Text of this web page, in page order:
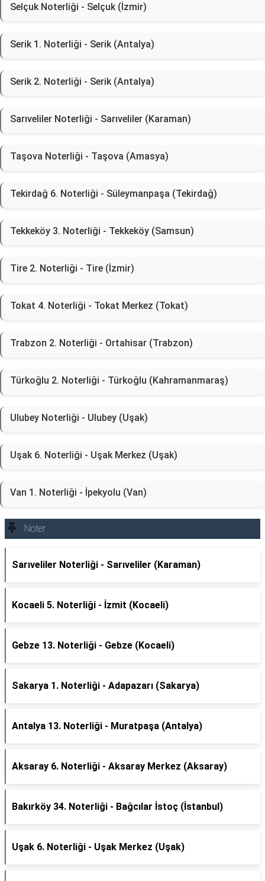
Selçuk Noterliği - Selçuk (İzmir)
Serik 1. Noterliği - Serik (Antalya)
Serik 2. Noterliği - Serik (Antalya)
Sarıveliler Noterliği - Sarıveliler (Karaman)
Taşova Noterliği - Taşova (Amasya)
Tekirdağ 6. Noterliği - Süleymanpaşa (Tekirdağ)
Tekkeköy 3. Noterliği - Tekkeköy (Samsun)
Tire 2. Noterliği - Tire (İzmir)
Tokat 4. Noterliği - Tokat Merkez (Tokat)
Trabzon 2. Noterliği - Ortahisar (Trabzon)
Türkoğlu 2. Noterliği - Türkoğlu (Kahramanmaraş)
Ulubey Noterliği - Ulubey (Uşak)
Uşak 6. Noterliği - Uşak Merkez (Uşak)
Van 1. Noterliği - İpekyolu (Van)
Noter
Sarıveliler Noterliği - Sarıveliler (Karaman)
Kocaeli 5. Noterliği - İzmit (Kocaeli)
Gebze 13. Noterliği - Gebze (Kocaeli)
Sakarya 1. Noterliği - Adapazarı (Sakarya)
Antalya 13. Noterliği - Muratpaşa (Antalya)
Aksaray 6. Noterliği - Aksaray Merkez (Aksaray)
Bakırköy 34. Noterliği - Bağcılar İstoç (İstanbul)
Uşak 6. Noterliği - Uşak Merkez (Uşak)